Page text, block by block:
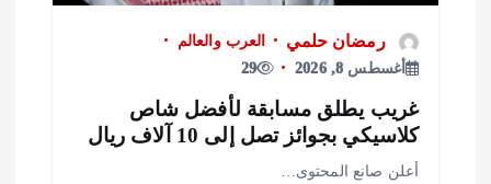
رمضان حلمي
العرب والعالم
29
يطلق مسابقة لأفضل شاص
بجوائز تصل إلى 10 آلاف ريال
صانع المحتوى…